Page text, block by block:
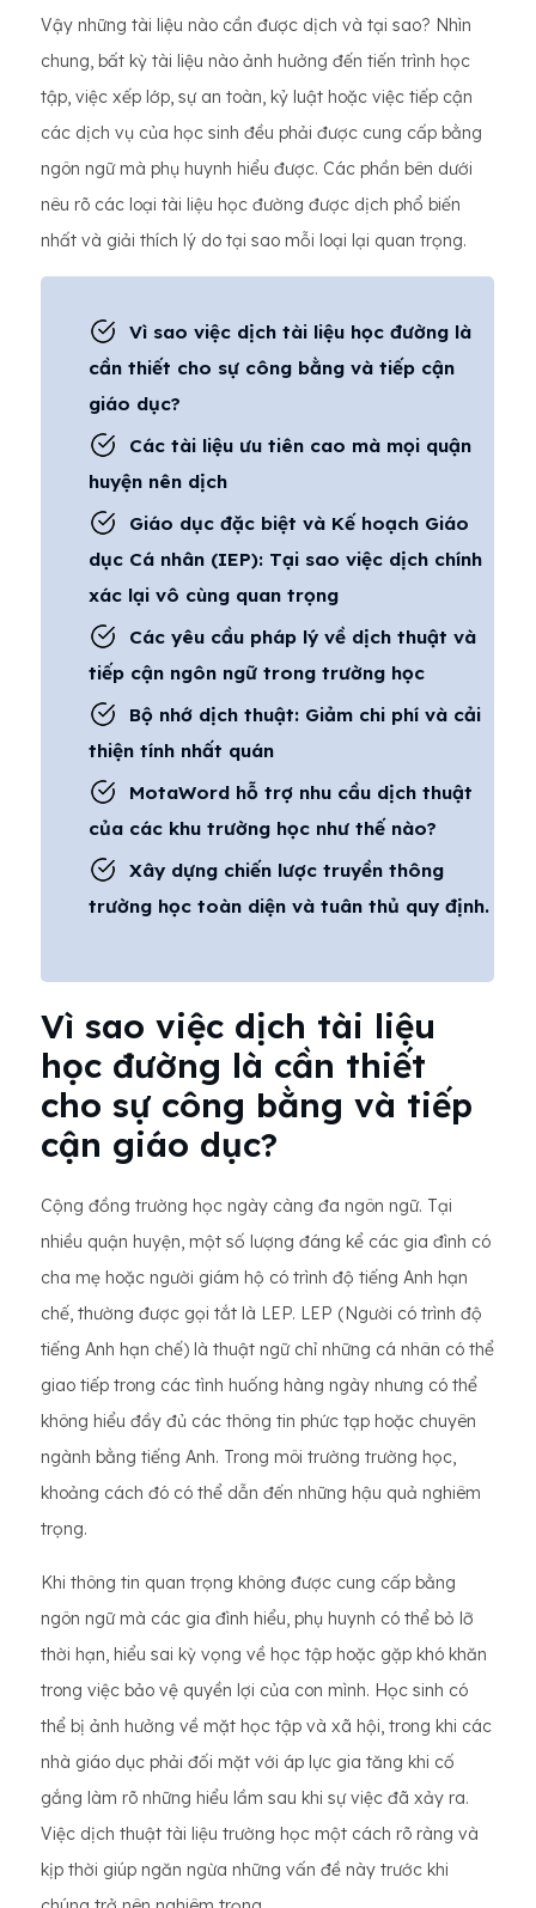
Vậy những tài liệu nào cần được dịch và tại sao? Nhìn
chung, bất kỳ tài liệu nào ảnh hưởng đến tiến trình học
tập, việc xếp lớp, sự an toàn, kỷ luật hoặc việc tiếp cận
các dịch vụ của học sinh đều phải được cung cấp bằng
ngôn ngữ mà phụ huynh hiểu được. Các phần bên dưới
nêu rõ các loại tài liệu học đường được dịch phổ biến
nhất và giải thích lý do tại sao mỗi loại lại quan trọng.
Vì sao việc dịch tài liệu học đường là
cần thiết cho sự công bằng và tiếp cận
giáo dục?
Các tài liệu ưu tiên cao mà mọi quận
huyện nên dịch
Giáo dục đặc biệt và Kế hoạch Giáo
dục Cá nhân (IEP): Tại sao việc dịch chính
xác lại vô cùng quan trọng
Các yêu cầu pháp lý về dịch thuật và
tiếp cận ngôn ngữ trong trường học
Bộ nhớ dịch thuật: Giảm chi phí và cải
thiện tính nhất quán
MotaWord hỗ trợ nhu cầu dịch thuật
của các khu trường học như thế nào?
Xây dựng chiến lược truyền thông
trường học toàn diện và tuân thủ quy định.
Vì sao việc dịch tài liệu
học đường là cần thiết
cho sự công bằng và tiếp
cận giáo dục?
Cộng đồng trường học ngày càng đa ngôn ngữ. Tại
nhiều quận huyện, một số lượng đáng kể các gia đình có
cha mẹ hoặc người giám hộ có trình độ tiếng Anh hạn
chế, thường được gọi tắt là LEP. LEP (Người có trình độ
tiếng Anh hạn chế) là thuật ngữ chỉ những cá nhân có thể
giao tiếp trong các tình huống hàng ngày nhưng có thể
không hiểu đầy đủ các thông tin phức tạp hoặc chuyên
ngành bằng tiếng Anh. Trong môi trường trường học,
khoảng cách đó có thể dẫn đến những hậu quả nghiêm
trọng.
Khi thông tin quan trọng không được cung cấp bằng
ngôn ngữ mà các gia đình hiểu, phụ huynh có thể bỏ lỡ
thời hạn, hiểu sai kỳ vọng về học tập hoặc gặp khó khăn
trong việc bảo vệ quyền lợi của con mình. Học sinh có
thể bị ảnh hưởng về mặt học tập và xã hội, trong khi các
nhà giáo dục phải đối mặt với áp lực gia tăng khi cố
gắng làm rõ những hiểu lầm sau khi sự việc đã xảy ra.
Việc dịch thuật tài liệu trường học một cách rõ ràng và
kịp thời giúp ngăn ngừa những vấn đề này trước khi